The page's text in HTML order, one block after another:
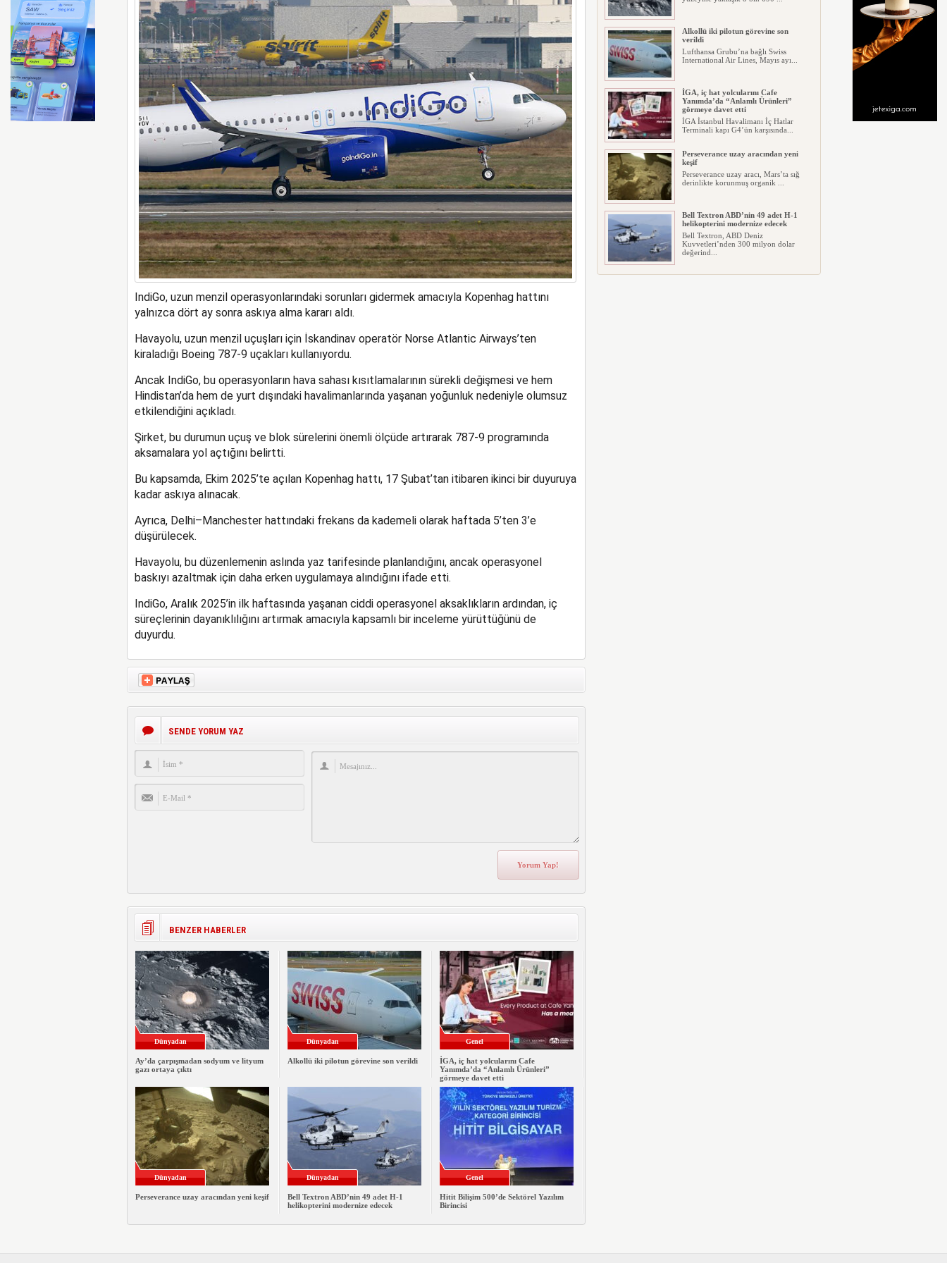
FAA Marine One helikopterine soruşturma başlattı
IndiGo, uzun menzil operasyonlarındaki sorunları gidermek amacıyla Kopenhag hattını
yalnızca dört ay sonra askıya alma kararı aldı.
Havayolu, uzun menzil uçuşları için İskandinav operatör Norse Atlantic Airways’ten
kiraladığı Boeing 787-9 uçakları kullanıyordu.
Ancak IndiGo, bu operasyonların hava sahası kısıtlamalarının sürekli değişmesi ve hem
Hindistan’da hem de yurt dışındaki havalimanlarında yaşanan yoğunluk nedeniyle olumsuz
etkilendiğini açıkladı.
Şirket, bu durumun uçuş ve blok sürelerini önemli ölçüde artırarak 787-9 programında
aksamalara yol açtığını belirtti.
Bu kapsamda, Ekim 2025’te açılan Kopenhag hattı, 17 Şubat’tan itibaren ikinci bir duyuruya
kadar askıya alınacak.
Ayrıca, Delhi–Manchester hattındaki frekans da kademeli olarak haftada 5’ten 3’e
düşürülecek.
Havayolu, bu düzenlemenin aslında yaz tarifesinde planlandığını, ancak operasyonel
baskıyı azaltmak için daha erken uygulamaya alındığını ifade etti.
IndiGo, Aralık 2025’in ilk haftasında yaşanan ciddi operasyonel aksaklıkların ardından, iç
süreçlerinin dayanıklılığını artırmak amacıyla kapsamlı bir inceleme yürüttüğünü de
duyurdu.
SENDE YORUM YAZ
BENZER HABERLER
Dünyadan
Ay’da çarpışmadan sodyum ve lityum
gazı ortaya çıktı
Dünyadan
Alkollü iki pilotun görevine son verildi
Genel
İGA, iç hat yolcularını Cafe
Yanımda’da “Anlamlı Ürünleri”
görmeye davet etti
Dünyadan
Perseverance uzay aracından yeni keşif
Dünyadan
Bell Textron ABD’nin 49 adet H-1
helikopterini modernize edecek
Genel
Hitit Bilişim 500’de Sektörel Yazılım
Birincisi
Alkollü iki pilotun görevine son
verildi
Lufthansa Grubu’na bağlı Swiss
International Air Lines, Mayıs ayı...
İGA, iç hat yolcularını Cafe
Yanımda’da “Anlamlı Ürünleri”
görmeye davet etti
İGA İstanbul Havalimanı İç Hatlar
Terminali kapı G4’ün karşısında...
Perseverance uzay aracından yeni
keşif
Perseverance uzay aracı, Mars’ta sığ
derinlikte korunmuş organik ...
Bell Textron ABD’nin 49 adet H-1
helikopterini modernize edecek
Bell Textron, ABD Deniz
Kuvvetleri’nden 300 milyon dolar
değerind...
Hitit Bilişim 500’de Sektörel Yazılım